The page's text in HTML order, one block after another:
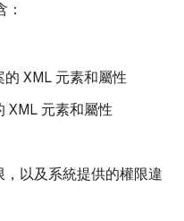
XML 元素和屬性
XML 元素和屬性
以及系統提供的權限違